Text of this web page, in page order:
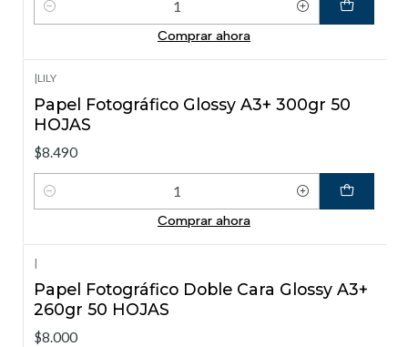
Cantidad
Comprar ahora
|LILY
Papel Fotográfico Glossy A3+ 300gr 50
HOJAS
$8.490
Cantidad
Comprar ahora
|
Papel Fotográfico Doble Cara Glossy A3+
260gr 50 HOJAS
$8.000